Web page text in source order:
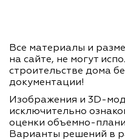
Все материалы и
на сайте, не могут
строительстве дома
документации!
Изображения и 3D-
исключительно
оценки объемно-
Варианты решений в